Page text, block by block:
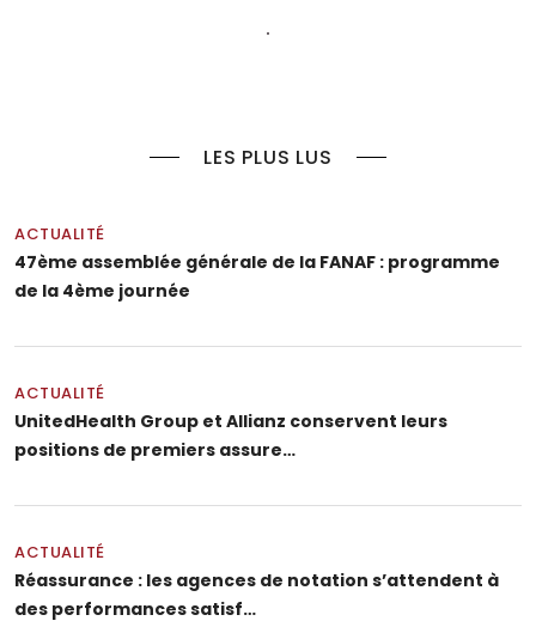
LES PLUS LUS
ACTUALITÉ
47ème assemblée générale de la FANAF : programme
de la 4ème journée
ACTUALITÉ
UnitedHealth Group et Allianz conservent leurs
positions de premiers assure…
ACTUALITÉ
Réassurance : les agences de notation s’attendent à
des performances satisf…